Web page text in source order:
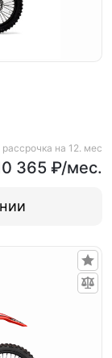
рассрочка на 12. мес
365 ₽/мес.